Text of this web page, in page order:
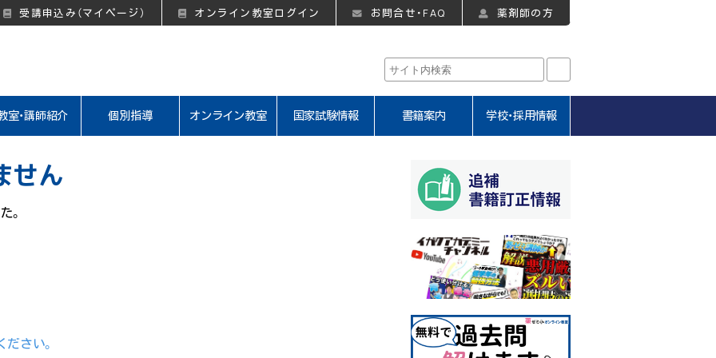
受講申込み（マイページ） オンライン教室ログイン お問合せ・FAQ 薬剤師の方
室・講師紹介 個別指導 オンライン教室 国家試験情報 書籍案内 学校・採用情報
せん
。
さい。